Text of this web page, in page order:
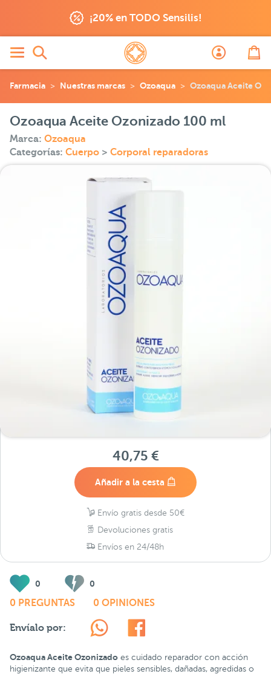
¡20% en TODO Sensilis!
Farmacia Nuestras marcas Ozoaqua Ozoaqua Aceite
Ozoaqua Aceite Ozonizado 100 ml
Marca: Ozoaqua
Categorías: Cuerpo > Corporal reparadoras
40,75 €
Añadir a la cesta
Envío gratis desde 50€
Devoluciones gratis
Envíos en 24/48h
0 0
0 PREGUNTAS 0 OPINIONES
Envíalo por:
Ozoaqua Aceite Ozonizado es cuidado reparador con acción
higienizante que evita que pieles sensibles, dañadas, agredidas o